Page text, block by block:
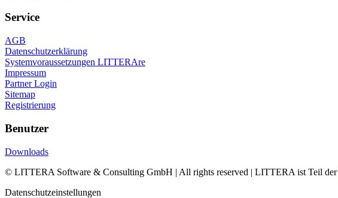
Service
AGB
Datenschutzerklärung
Systemvoraussetzungen LITTERAre
Impressum
Partner Login
Sitemap
Registrierung
Benutzer
Downloads
© LITTERA Software & Consulting GmbH | All rights reserved | LITTERA ist Teil der
Datenschutzeinstellungen